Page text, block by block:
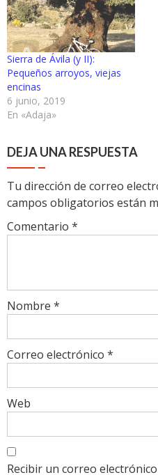
Sierra de Ávila (y II):
Pequeños arroyos, viejas
encinas
6 junio, 2019
En «Adaja»
DEJA UNA RESPUESTA
Tu dirección de correo
campos obligatorios están
Comentario *
Nombre *
Correo electrónico *
Web
Recibir un correo